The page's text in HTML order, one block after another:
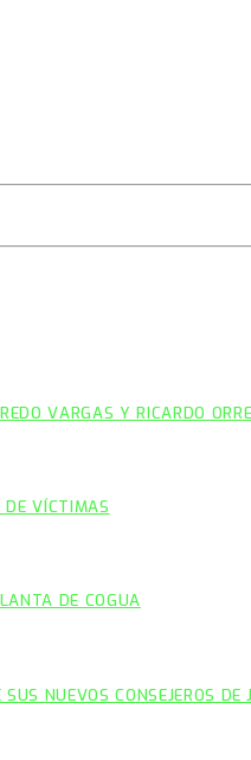
VARGAS Y RICARDO
DE VÍCTIMAS
DE COGUA
SUS NUEVOS CONSEJEROS